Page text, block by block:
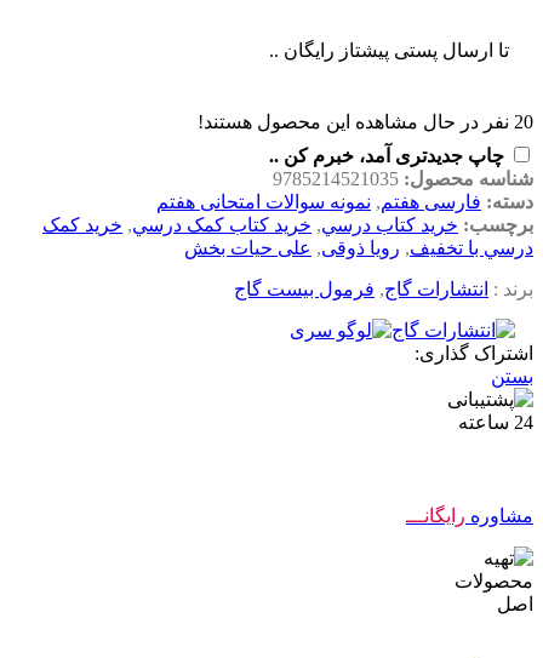
تا ارسال پستی پیشتاز رایگان ..
20 نفر در حال مشاهده این محصول هستند!
چاپ جدیدتری آمد، خبرم کن ..
شناسه محصول: 9785214521035
دسته: فارسی هفتم, نمونه سوالات امتحانی هفتم
برچسب: خريد کتاب درسي, خريد کتاب کمک درسي, خريد کمک
درسي با تخفيف, رویا ذوقی, علی حیات بخش
برند : انتشارات گاج, فرمول بیست گاج
اشتراک گذاری:
بستن
مشاوره رایگانـــ